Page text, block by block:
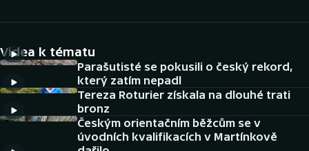
Cyklistika
DALŠÍ SPORTY
Americký fotbal
NEPŘEHLÉDNĚTE
Videa k tématu
Parašutisté se pokusili o český rekord,
který zatím nepadl
Tereza Roturier získala na dlouhé trati
bronz
Českým orientačním běžcům se v
úvodních kvalifikacích v Martínkově